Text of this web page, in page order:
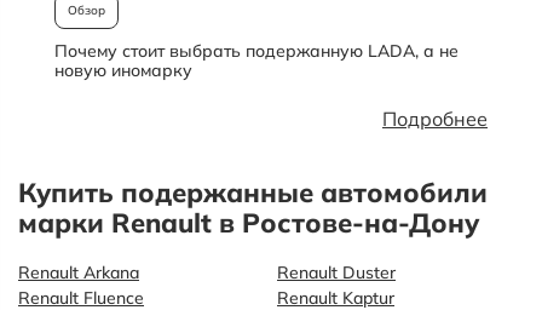
Обзор
Почему стоит выбрать подержанную LADA, а не
новую иномарку
Подробнее
Купить подержанные автомобили
марки Renault в Ростове-на-Дону
Renault Arkana
Renault Duster
Renault Fluence
Renault Kaptur